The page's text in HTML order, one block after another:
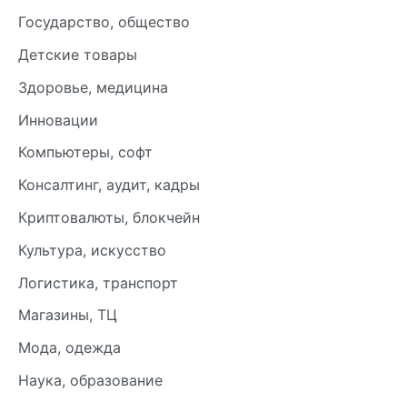
Государство, общество
Детские товары
Здоровье, медицина
Инновации
Компьютеры, софт
Консалтинг, аудит, кадры
Криптовалюты, блокчейн
Культура, искусство
Логистика, транспорт
Магазины, ТЦ
Мода, одежда
Наука, образование